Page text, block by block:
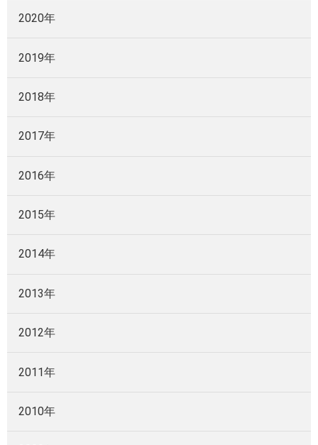
2020年
2019年
2018年
2017年
2016年
2015年
2014年
2013年
2012年
2011年
2010年